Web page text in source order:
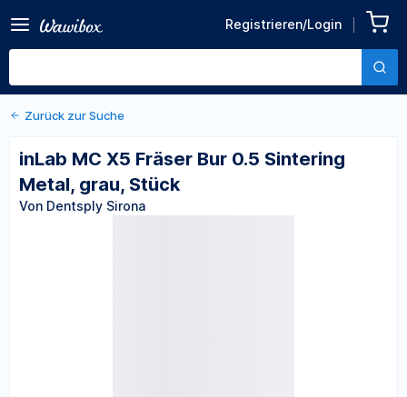
Registrieren/Login
Sintering Metal, grau, Stück
Von Dentsply Sirona
Zurück zu den Produktdetails
Zurück zur Suche
inLab MC X5 Fräser Bur 0.5 Sintering
Metal, grau, Stück
Von Dentsply Sirona